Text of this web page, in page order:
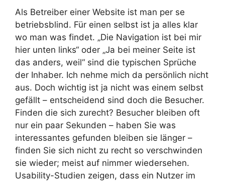
Als Betreiber einer Website ist man per se
betriebsblind. Für einen selbst ist ja alles klar
wo man was findet. „Die Navigation ist bei mir
hier unten links“ oder „Ja bei meiner Seite ist
das anders, weil“ sind die typischen Sprüche
der Inhaber. Ich nehme mich da persönlich nicht
aus. Doch wichtig ist ja nicht was einem selbst
gefällt – entscheidend sind doch die Besucher.
Finden die sich zurecht? Besucher bleiben oft
nur ein paar Sekunden – haben Sie was
interessantes gefunden bleiben sie länger –
finden Sie sich nicht zu recht so verschwinden
sie wieder; meist auf nimmer wiedersehen.
Usability-Studien zeigen, dass ein Nutzer im